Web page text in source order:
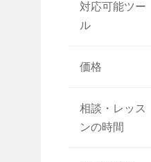
対応可能ツー
ル
価格
相談・レッス
ンの時間